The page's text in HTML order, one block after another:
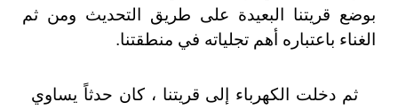
بوضع قريتنا البعيدة على طريق التحديث ومن ثم
الغناء باعتباره أهم تجلياته في منطقتنا.
ثم دخلت الكهرباء إلى قريتنا ، كان حدثاً يساوي